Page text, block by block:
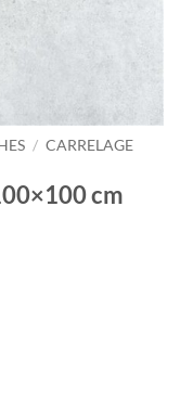
/ CARRELAGE
cm